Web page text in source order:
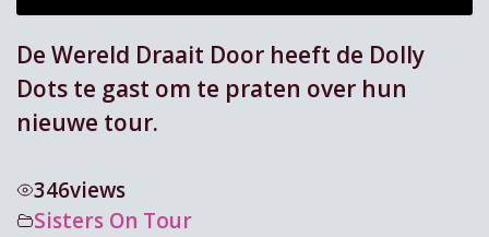
De Wereld Draait Door heeft de Dolly
Dots te gast om te praten over hun
nieuwe tour.
346views
Sisters On Tour